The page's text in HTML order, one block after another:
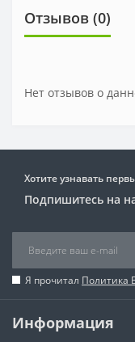
Отзывов (0)
Нет отзывов о
Хотите узнавать
Подпишитесь на
Я прочитал Политика
Информация